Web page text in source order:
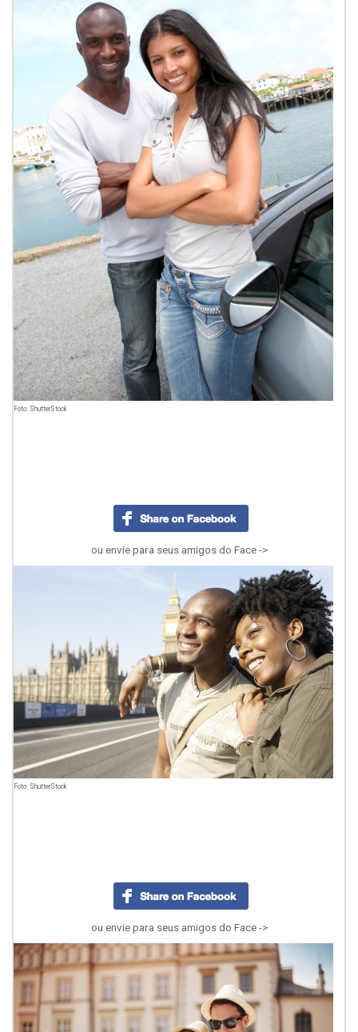
Foto: ShutterStock
ou envie para seus amigos do Face ->
Foto: ShutterStock
ou envie para seus amigos do Face ->